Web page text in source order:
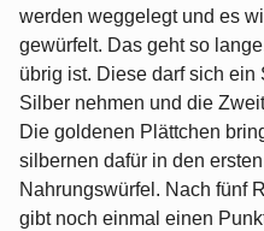
werden weggelegt und es
gewürfelt. Das geht so
übrig ist. Diese darf sich
Silber nehmen und die
Die goldenen Plättchen
silbernen dafür in den
Nahrungswürfel. Nach fünf
gibt noch einmal einen